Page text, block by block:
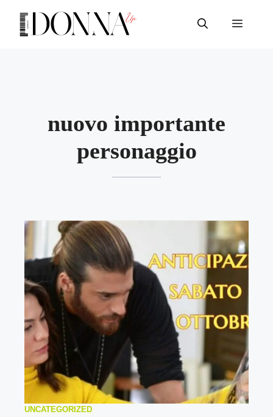
contenuto
Menu
nuovo importante
personaggio
UNCATEGORIZED